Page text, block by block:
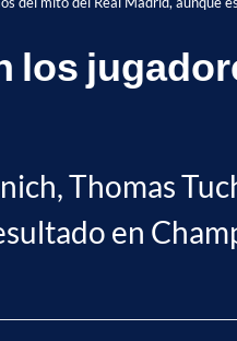
los
Thomas
en